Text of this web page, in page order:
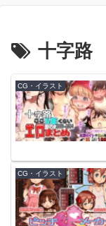
十字路
CG・イラスト
CG・イラスト